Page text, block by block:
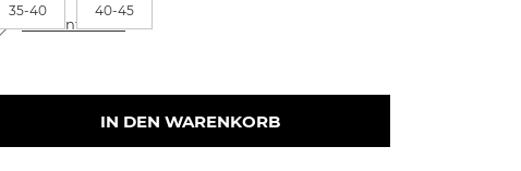
35-40 40-45
Größentabelle
IN DEN WARENKORB